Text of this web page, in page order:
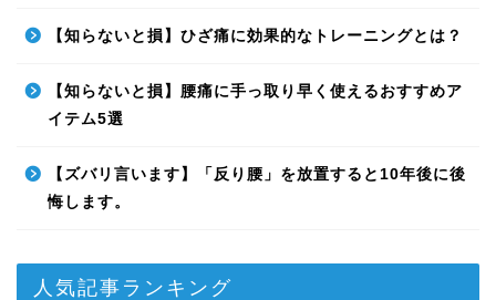
【知らないと損】ひざ痛に効果的なトレーニングとは？
【知らないと損】腰痛に手っ取り早く使えるおすすめア
イテム5選
【ズバリ言います】「反り腰」を放置すると10年後に後
悔します。
人気記事ランキング